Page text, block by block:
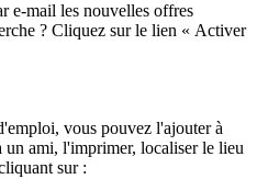
e-mail les nouvelles offres
? Cliquez sur le lien « Activer
vous pouvez l'ajouter à
un ami, l'imprimer, localiser le lieu
sur :